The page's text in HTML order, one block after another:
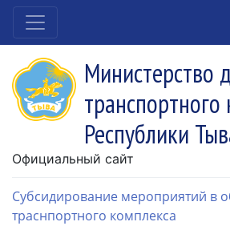
Министерство
Республики
Официальный сайт
Субсидирование мероприятий в
траснпортного комплекса